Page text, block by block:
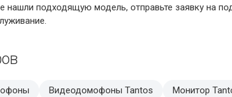
нашли подходящую модель, отправьте заявку на
Видеодомофоны Tantos Монитор